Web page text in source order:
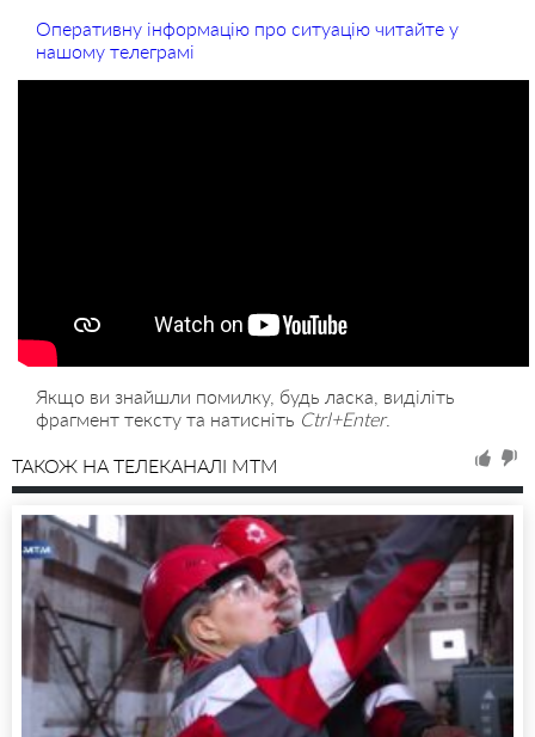
Оперативну інформацію про ситуацію читайте у
нашому телеграмі
Якщо ви знайшли помилку, будь ласка, виділіть
фрагмент тексту та натисніть Ctrl+Enter.
ТАКОЖ НА ТЕЛЕКАНАЛІ MTM